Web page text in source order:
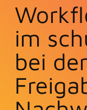
im
bei